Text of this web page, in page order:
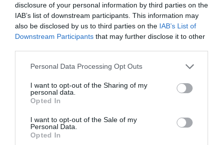
disclosure of your personal information by third parties on the
IAB’s list of downstream participants. This information may
also be disclosed by us to third parties on the IAB’s List of
Downstream Participants that may further disclose it to other
Please note that this website/app uses one or more Google
not limited to your visit or usage behaviour. You may click to
grant or deny consent to Google and its third-party tags to
use your data for below specified purposes in below Google
consent section.
Personal Data Processing Opt Outs
I want to opt-out of the Sharing of my
personal data.
Opted In
I want to opt-out of the Sale of my
Personal Data.
Opted In
Jövő héten mutatják be a Polestar
második modelljét,…
Jövőbe mutató tanulmánnyal megy a